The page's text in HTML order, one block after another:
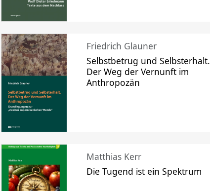
Friedrich Glauner
Selbstbetrug und Selbsterhalt.
Der Weg der Vernunft im
Anthropozän
Matthias Kerr
Die Tugend ist ein Spektrum